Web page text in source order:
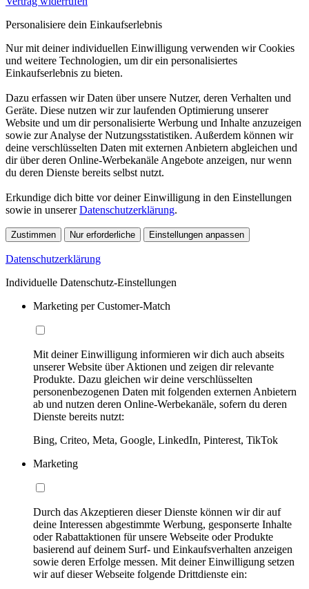
Personalisiere dein Einkaufserlebnis
Nur mit deiner individuellen Einwilligung verwenden wir Cookies
und weitere Technologien, um dir ein personalisiertes
Einkaufserlebnis zu bieten.
Dazu erfassen wir Daten über unsere Nutzer, deren Verhalten und
Geräte. Diese nutzen wir zur laufenden Optimierung unserer
Website und um dir personalisierte Werbung und Inhalte anzuzeigen
sowie zur Analyse der Nutzungsstatistiken. Außerdem können wir
deine verschlüsselten Daten mit externen Anbietern abgleichen und
dir über deren Online-Werbekanäle Angebote anzeigen, nur wenn
du deren Dienste bereits selbst nutzt.
Erkundige dich bitte vor deiner Einwilligung in den Einstellungen
sowie in unsererDatenschutzerklärung.
Zustimmen Nur erforderliche Einstellungen anpassen
Datenschutzerklärung
Individuelle Datenschutz-Einstellungen
Marketing per Customer-Match
Mit deiner Einwilligung informieren wir dich auch abseits
unserer Website über Aktionen und zeigen dir relevante
Produkte. Dazu gleichen wir deine verschlüsselten
personenbezogenen Daten mit folgenden externen Anbietern
ab und nutzen deren Online-Werbekanäle, sofern du deren
Dienste bereits nutzt:
Bing, Criteo, Meta, Google, LinkedIn, Pinterest, TikTok
Marketing
Durch das Akzeptieren dieser Dienste können wir dir auf
deine Interessen abgestimmte Werbung, gesponserte Inhalte
oder Rabattaktionen für unsere Webseite oder Produkte
basierend auf deinem Surf- und Einkaufsverhalten anzeigen
sowie deren Erfolge messen. Mit deiner Einwilligung setzen
wir auf dieser Webseite folgende Drittdienste ein: